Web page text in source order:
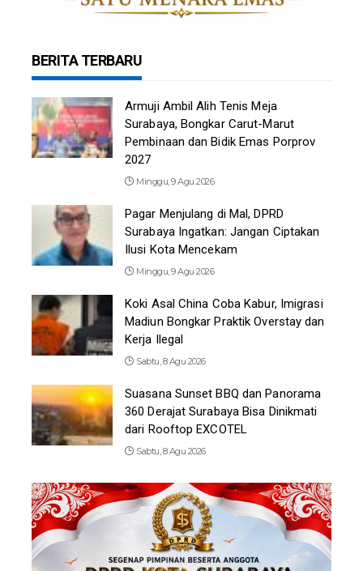
BERITA TERBARU
Armuji Ambil Alih Tenis Meja
Surabaya, Bongkar Carut-Marut
Pembinaan dan Bidik Emas Porprov
2027
Minggu, 9 Agu 2026
Pagar Menjulang di Mal, DPRD
Surabaya Ingatkan: Jangan Ciptakan
Ilusi Kota Mencekam
Minggu, 9 Agu 2026
Koki Asal China Coba Kabur, Imigrasi
Madiun Bongkar Praktik Overstay dan
Kerja Ilegal
Sabtu, 8 Agu 2026
Suasana Sunset BBQ dan Panorama
360 Derajat Surabaya Bisa Dinikmati
dari Rooftop EXCOTEL
Sabtu, 8 Agu 2026